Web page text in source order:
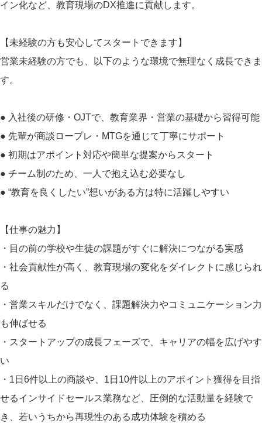
イン化など、教育現場のDX推進に貢献します。
【未経験の方も安心してスタートできます】
営業未経験の方でも、以下のような環境で無理なく成長できま
す。
● 入社後の研修・OJTで、教育業界・営業の基礎から習得可能
● 先輩が商談ロープレ・MTGを通じて丁寧にサポート
● 初期はアポイント対応や簡単な提案からスタート
● チーム制のため、一人で抱え込む必要なし
● “教育を良くしたい”想いがある方は特に活躍しやすい
【仕事の魅力】
・目の前の学校や生徒の課題がすぐに解決につながる実感
・社会貢献性が高く、教育現場の変化をダイレクトに感じられ
る
・営業スキルだけでなく、課題解決力やコミュニケーション力
も伸ばせる
・スタートアップの成長フェーズで、キャリアの幅を広げやす
い
・1日6件以上の商談や、1日10件以上のアポイント獲得を目指
せるインサイドセールス業務など、圧倒的な活動量を経験で
き、若いうちから再現性のある成功体験を積める